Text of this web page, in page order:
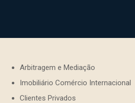
Arbitragem e Mediação
Imobiliário Comércio Internacional
Clientes Privados